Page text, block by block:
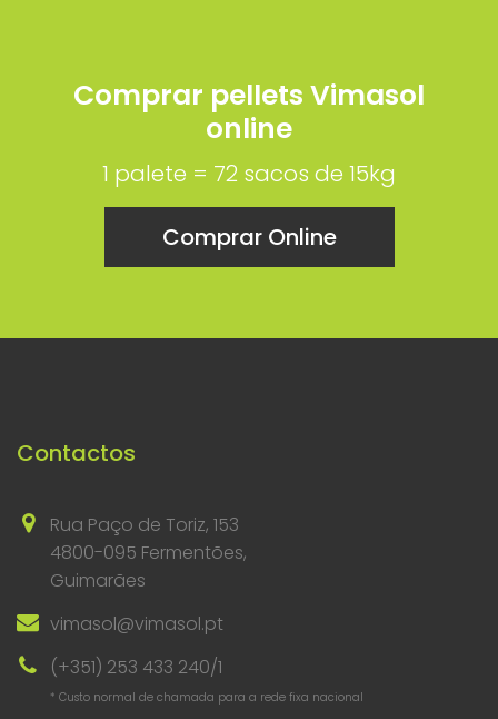
Comprar pellets Vimasol
online
1 palete = 72 sacos de 15kg
Comprar Online
Contactos
Rua Paço de Toriz, 153
4800-095 Fermentões,
Guimarães
vimasol@vimasol.pt
(+351) 253 433 240/1
* Custo normal de chamada para a rede fixa nacional